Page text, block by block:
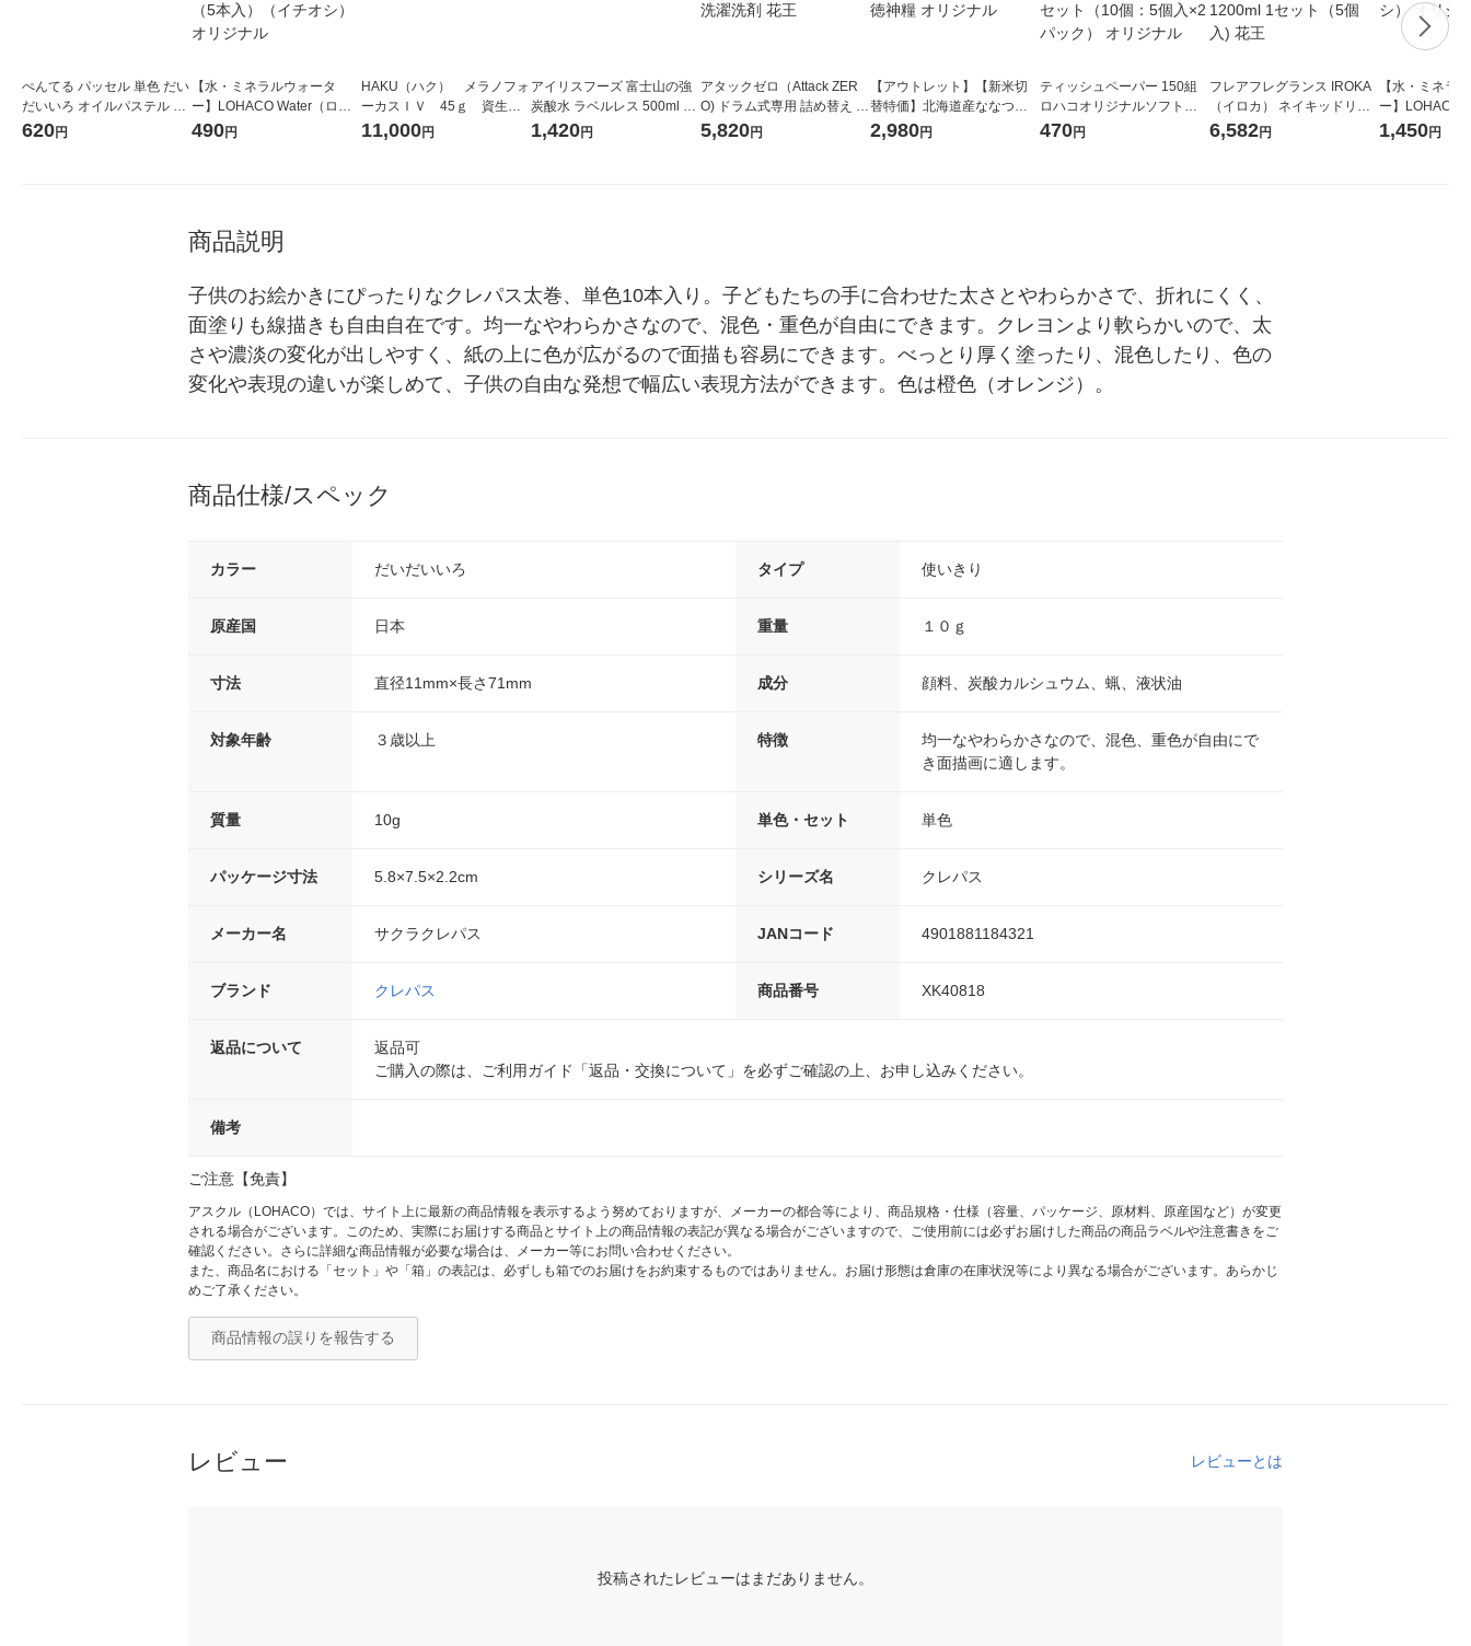
ぺんてる パッセル 単色 だい
だいいろ オイルパステル 10
個 GHPAT03R
620円
【水・ミネラルウォータ
ー】LOHACO Water（ロハ
コウォーター）2L ラベルレ
490円
HAKU（ハク） メラノフォ
ーカスＩＶ 45ｇ 資生
堂 おまけ付き
11,000円
アイリスフーズ 富士山の強
炭酸水 ラベルレス 500ml 1
箱（24本入）
1,420円
アタックゼロ（Attack ZER
O) ドラム式専用 詰め替え メ
ガジャンボ 2300g 1セット
5,820円
【アウトレット】【新米切
替特価】北海道産ななつぼ
し 無洗米 5kg 1袋 令和7年産
2,980円
ティッシュペーパー 150組
ロハコオリジナルソフトパ
ックティッシュ フィオナ オ
470円
フレアフレグランス IROKA
（イロカ） ネイキッドリリ
ーの香り 柔軟剤 詰め替え 超
6,582円
【水・ミネラ
ー】LOHACO
1箱（20本入
1,450円
商品説明
子供のお絵かきにぴったりなクレパス太巻、単色10本入り。子どもたちの手に合わせた太さとやわらかさで、折れにくく、
面塗りも線描きも自由自在です。均一なやわらかさなので、混色・重色が自由にできます。クレヨンより軟らかいので、太
さや濃淡の変化が出しやすく、紙の上に色が広がるので面描も容易にできます。べっとり厚く塗ったり、混色したり、色の
変化や表現の違いが楽しめて、子供の自由な発想で幅広い表現方法ができます。色は橙色（オレンジ）。
商品仕様/スペック
カラー だいだいいろ タイプ 使いきり
原産国 日本 重量 １０ｇ
寸法 直径11mm×長さ71mm 成分 顔料、炭酸カルシュウム、蝋、液状油
対象年齢 ３歳以上 特徴
均一なやわらかさなので、混色、重色が自由にで
き面描画に適します。
質量 10g 単色・セット 単色
パッケージ寸法 5.8×7.5×2.2cm シリーズ名 クレパス
メーカー名 サクラクレパス JANコード 4901881184321
ブランド クレパス 商品番号 XK40818
返品について
返品可
ご購入の際は、ご利用ガイド「返品・交換について」を必ずご確認の上、お申し込みください。
備考
ご注意【免責】
アスクル（LOHACO）では、サイト上に最新の商品情報を表示するよう努めておりますが、メーカーの都合等により、商品規格・仕様（容量、パッケージ、原材料、原産国など）が変更
される場合がございます。このため、実際にお届けする商品とサイト上の商品情報の表記が異なる場合がございますので、ご使用前には必ずお届けした商品の商品ラベルや注意書きをご
確認ください。さらに詳細な商品情報が必要な場合は、メーカー等にお問い合わせください。
また、商品名における「セット」や「箱」の表記は、必ずしも箱でのお届けをお約束するものではありません。お届け形態は倉庫の在庫状況等により異なる場合がございます。あらかじ
めご了承ください。
商品情報の誤りを報告する
レビュー レビューとは
投稿されたレビューはまだありません。